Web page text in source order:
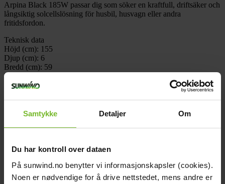
Samtykke Detaljer Om
Du har kontroll over dataen
På sunwind.no benytter vi informasjonskapsler (cookies).
Noen er nødvendige for å drive nettstedet, mens andre er
Arpina Black 185W passar dig som söker en kraftfull, driftsäker och
långsiktig solcellslösning för husbil, husvagn eller andra
fritidsfordon.
Teknisk data
Höjd (cm): 155
Djup (cm): 6
Bredd (cm): 59
Vikt (kg):
Effekttolerans:
Kabellängd:5 meter med MC4
Celltyp:HPBC celler
Laddström (ampere):7,71A
Effekt:185W
Användningsområde:Husbil Båt
Ihopfällbar:Nej